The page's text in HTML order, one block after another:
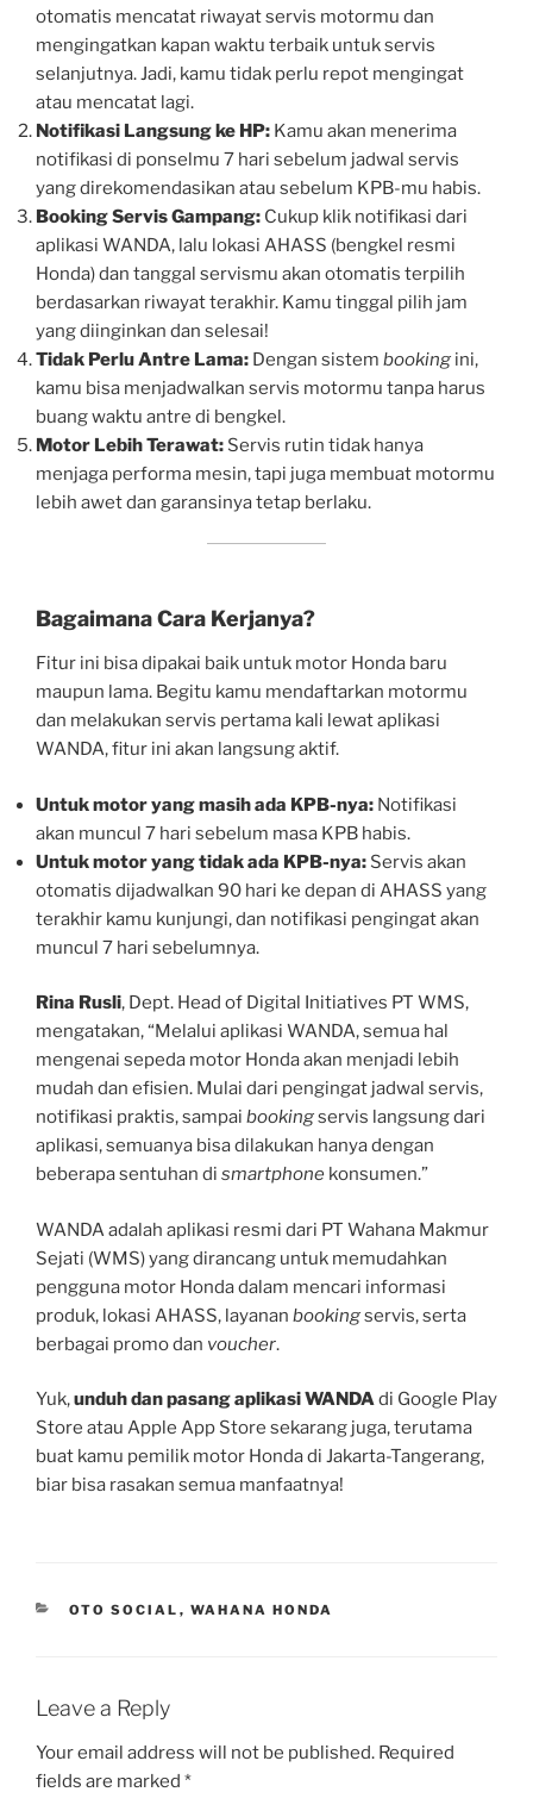
otomatis mencatat riwayat servis motormu dan
mengingatkan kapan waktu terbaik untuk servis
selanjutnya. Jadi, kamu tidak perlu repot mengingat
atau mencatat lagi.
Notifikasi Langsung ke HP: Kamu akan menerima
notifikasi di ponselmu 7 hari sebelum jadwal servis
yang direkomendasikan atau sebelum KPB-mu habis.
Booking Servis Gampang: Cukup klik notifikasi dari
aplikasi WANDA, lalu lokasi AHASS (bengkel resmi
Honda) dan tanggal servismu akan otomatis terpilih
berdasarkan riwayat terakhir. Kamu tinggal pilih jam
yang diinginkan dan selesai!
Tidak Perlu Antre Lama: Dengan sistem booking ini,
kamu bisa menjadwalkan servis motormu tanpa harus
buang waktu antre di bengkel.
Motor Lebih Terawat: Servis rutin tidak hanya
menjaga performa mesin, tapi juga membuat motormu
lebih awet dan garansinya tetap berlaku.
Bagaimana Cara Kerjanya?
Fitur ini bisa dipakai baik untuk motor Honda baru
maupun lama. Begitu kamu mendaftarkan motormu
dan melakukan servis pertama kali lewat aplikasi
WANDA, fitur ini akan langsung aktif.
Untuk motor yang masih ada KPB-nya: Notifikasi
akan muncul 7 hari sebelum masa KPB habis.
Untuk motor yang tidak ada KPB-nya: Servis akan
otomatis dijadwalkan 90 hari ke depan di AHASS yang
terakhir kamu kunjungi, dan notifikasi pengingat akan
muncul 7 hari sebelumnya.
Rina Rusli, Dept. Head of Digital Initiatives PT WMS,
mengatakan, “Melalui aplikasi WANDA, semua hal
mengenai sepeda motor Honda akan menjadi lebih
mudah dan efisien. Mulai dari pengingat jadwal servis,
notifikasi praktis, sampai bookingservis langsung dari
aplikasi, semuanya bisa dilakukan hanya dengan
beberapa sentuhan di smartphone konsumen.”
WANDA adalah aplikasi resmi dari PT Wahana Makmur
Sejati (WMS) yang dirancang untuk memudahkan
pengguna motor Honda dalam mencari informasi
produk, lokasi AHASS, layanan bookingservis, serta
berbagai promo dan voucher.
Yuk,unduh dan pasang aplikasi WANDAdi Google Play
Store atau Apple App Store sekarang juga, terutama
buat kamu pemilik motor Honda di Jakarta-Tangerang,
biar bisa rasakan semua manfaatnya!
CATEGORIES
OTO SOCIAL , WAHANA HONDA
Leave a Reply
Your email address will not be published. Required
fields are marked *